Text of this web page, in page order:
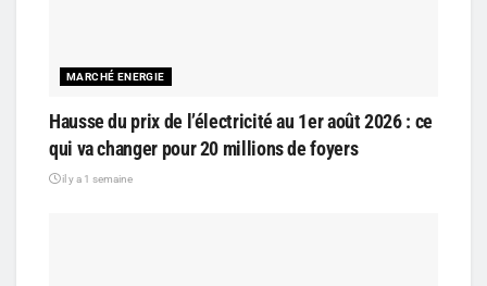
MARCHÉ ENERGIE
Hausse du prix de l’électricité au 1er août 2026 : ce
qui va changer pour 20 millions de foyers
il y a 1 semaine